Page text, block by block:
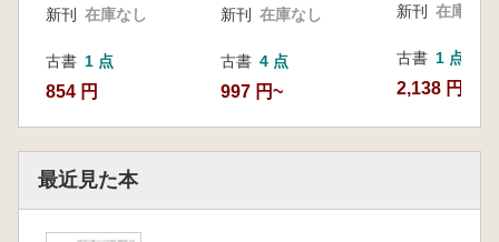
新刊 在庫なし
古書 1 点
854 円
新刊 在庫なし
古書 4 点
997 円~
新刊 在庫なし
古書 1 点
2,138 円
最近見た本